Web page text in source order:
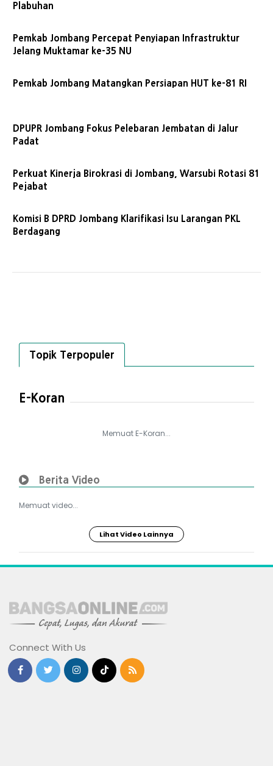
Plabuhan
Pemkab Jombang Percepat Penyiapan Infrastruktur
Jelang Muktamar ke-35 NU
Pemkab Jombang Matangkan Persiapan HUT ke-81 RI
DPUPR Jombang Fokus Pelebaran Jembatan di Jalur
Padat
​Perkuat Kinerja Birokrasi di Jombang, Warsubi Rotasi 81
Pejabat
Komisi B DPRD Jombang Klarifikasi Isu Larangan PKL
Berdagang
Topik Terpopuler
E-Koran
Memuat E-Koran...
Berita Video
Memuat video...
Lihat Video Lainnya
Connect With Us